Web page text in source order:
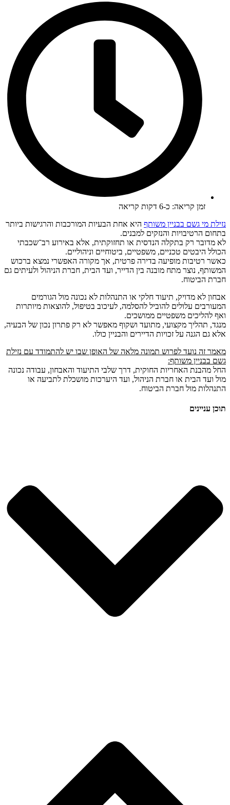
זמן קריאה: כ-6 דקות קריאה
נזילת מי גשם בבניין משותף היא אחת הבעיות המורכבות והרגישות ביותר
בתחום הרטיבויות והנזקים למבנים.
לא מדובר רק בתקלה הנדסית או תחזוקתית, אלא באירוע רב־שכבתי
הכולל היבטים טכניים, משפטיים, ביטוחיים וניהוליים.
כאשר רטיבות מופיעה בדירה פרטית, אך מקורה האפשרי נמצא ברכוש
המשותף, נוצר מתח מובנה בין הדייר, ועד הבית, חברת הניהול ולעיתים גם
חברת הביטוח.
אבחון לא מדויק, תיעוד חלקי או התנהלות לא נכונה מול הגורמים
המעורבים עלולים להוביל להסלמה, לעיכוב בטיפול, להוצאות מיותרות
ואף להליכים משפטיים ממושכים.
מנגד, תהליך מקצועי, מתועד ושקוף מאפשר לא רק פתרון נכון של הבעיה,
אלא גם הגנה על זכויות הדיירים והבניין כולו.
מאמר זה נועד לפרוש תמונה מלאה של האופן שבו יש להתמודד עם נזילת
גשם בבניין משותף:
החל מהבנת האחריות החוקית, דרך שלבי התיעוד והאבחון, עבודה נכונה
מול ועד הבית או חברת הניהול, ועד היערכות מושכלת לתביעה או
התנהלות מול חברת הביטוח.
תוכן עניינים